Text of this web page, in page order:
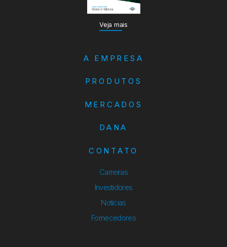
Veja mais
A EMPRESA
PRODUTOS
MERCADOS
DANA
CONTATO
Carreiras
Investidores
Notícias
Fornecedores